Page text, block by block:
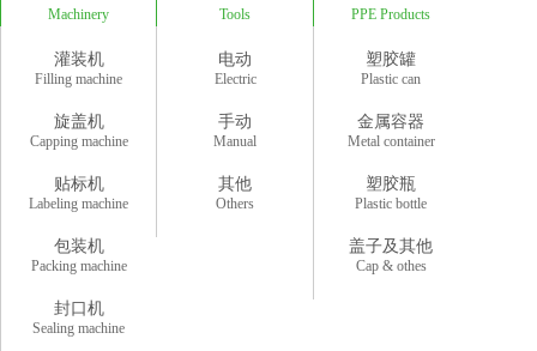
Machinery Tools PPE Products
灌装机
Filling machine
旋盖机
Capping machine
贴标机
Labeling machine
包装机
Packing machine
封口机
Sealing machine
电动
Electric
手动
Manual
其他
Others
塑胶罐
Plastic can
金属容器
Metal container
塑胶瓶
Plastic bottle
盖子及其他
Cap & othes